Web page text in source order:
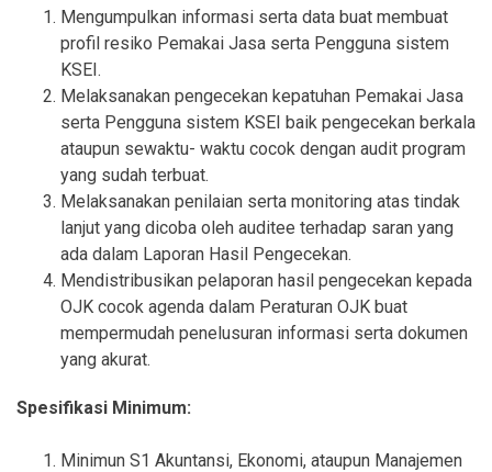
Mengumpulkan informasi serta data buat membuat
profil resiko Pemakai Jasa serta Pengguna sistem
KSEI.
Melaksanakan pengecekan kepatuhan Pemakai Jasa
serta Pengguna sistem KSEI baik pengecekan berkala
ataupun sewaktu- waktu cocok dengan audit program
yang sudah terbuat.
Melaksanakan penilaian serta monitoring atas tindak
lanjut yang dicoba oleh auditee terhadap saran yang
ada dalam Laporan Hasil Pengecekan.
Mendistribusikan pelaporan hasil pengecekan kepada
OJK cocok agenda dalam Peraturan OJK buat
mempermudah penelusuran informasi serta dokumen
yang akurat.
Spesifikasi Minimum:
Minimun S1 Akuntansi, Ekonomi, ataupun Manajemen